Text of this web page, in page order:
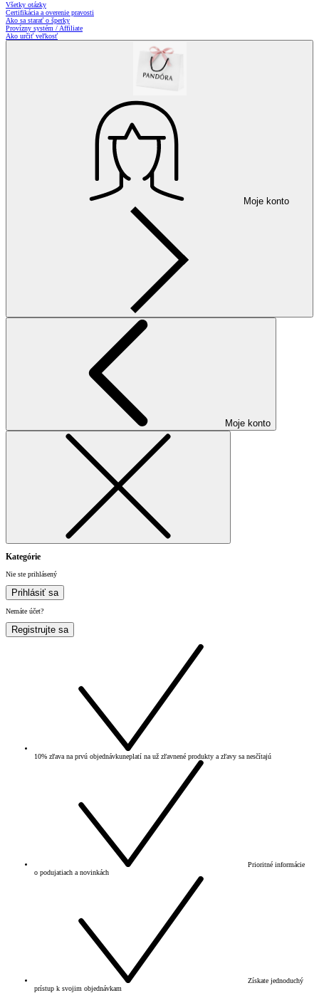
Všetky otázky
Certifikácia a overenie pravosti
Ako sa starať o šperky
Provízny systém / Affiliate
Ako určiť veľkosť
Moje konto
Moje konto
Kategórie
Nie ste prihlásený
Prihlásiť sa
Nemáte účet?
Registrujte sa
10% zľava na prvú objednávkuneplatí na už zľavnené produkty a zľavy sa nesčítajú
Prioritné informácie
o podujatiach a novinkách
Získate jednoduchý
prístup k svojim objednávkam